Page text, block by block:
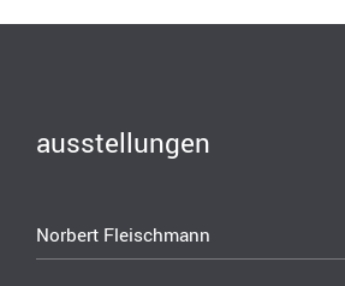
ausstellungen
Norbert Fleischmann